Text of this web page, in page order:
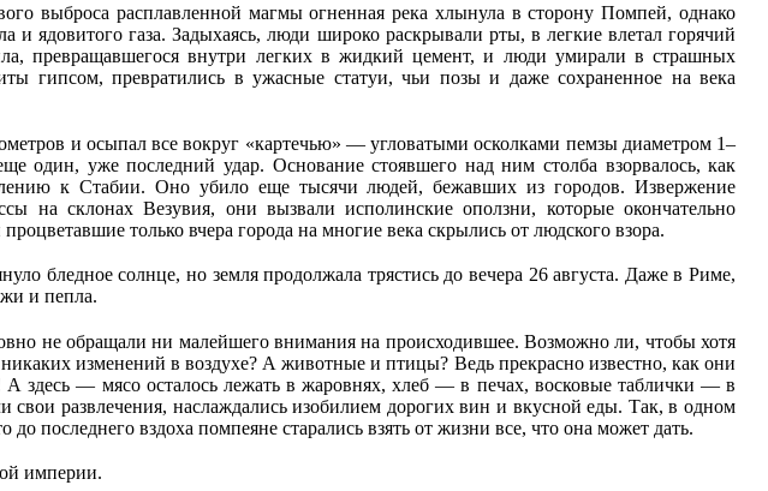
выброса расплавленной магмы огненная река хлынула в сторону Помпей, однако
и ядовитого газа. Задыхаясь, люди широко раскрывали рты, в легкие влетал горячий
превращавшегося внутри легких в жидкий цемент, и люди умирали в страшных
гипсом, превратились в ужасные статуи, чьи позы и даже сохраненное на века
и осыпал все вокруг «картечью» — угловатыми осколками пемзы диаметром 1–
уже последний удар. Основание стоявшего над ним столба взорвалось, как
к Стабии. Оно убило еще тысячи людей, бежавших из городов. Извержение
склонах Везувия, они вызвали исполинские оползни, которые окончательно
только вчера города на многие века скрылись от людского взора.
бледное солнце, но земля продолжала трястись до вечера 26 августа. Даже в Риме,
и пепла.
не обращали ни малейшего внимания на происходившее. Возможно ли, чтобы хотя
изменений в воздухе? А животные и птицы? Ведь прекрасно известно, как они
здесь — мясо осталось лежать в жаровнях, хлеб — в печах, восковые таблички — в
свои развлечения, наслаждались изобилием дорогих вин и вкусной еды. Так, в одном
последнего вздоха помпеяне старались взять от жизни все, что она может дать.
империи.